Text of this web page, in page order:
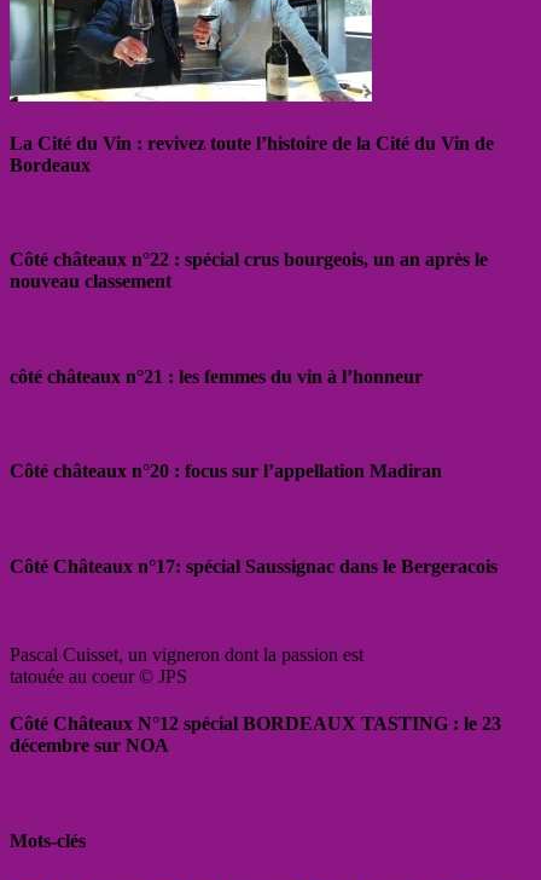
La Cité du Vin : revivez toute l’histoire de la Cité du Vin de
Bordeaux
Côté châteaux n°22 : spécial crus bourgeois, un an après le
nouveau classement
côté châteaux n°21 : les femmes du vin à l’honneur
Côté châteaux n°20 : focus sur l’appellation Madiran
Côté Châteaux n°17: spécial Saussignac dans le Bergeracois
Pascal Cuisset, un vigneron dont la passion est
tatouée au coeur © JPS
Côté Châteaux N°12 spécial BORDEAUX TASTING : le 23
décembre sur NOA
Mots-clés